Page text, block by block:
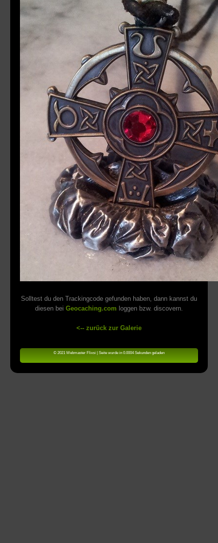
Solltest du den Trackingcode gefunden haben, dann kannst du
diesen bei Geocaching.com loggen bzw. discovern.
<-- zurück zur Galerie
© 2021 Webmaster Flixsi | Seite wurde in 0.0004 Sekunden geladen